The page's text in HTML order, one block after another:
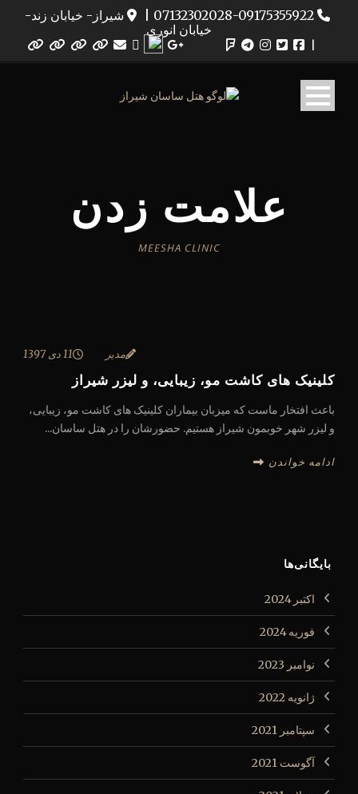
07132302028-09175355922
شیراز- خیابان زند-
خیابان انوری
علامت زدن
MEESHA CLINIC
11 دی 1397 مدیر
کلینیک های کاشت مو، زیبایی، و لیزر شیراز
باعث افتخار ماست که میزبان بیماران کلینیک های کاشت مو، زیبایی،
و لیزر شهر خوبمون شیراز هستیم. حضورشان را در هتل ساسان...
ادامه خواندن
بایگانی‌ها
اکتبر 2024
فوریه 2024
نوامبر 2023
ژانویه 2022
سپتامبر 2021
آگوست 2021